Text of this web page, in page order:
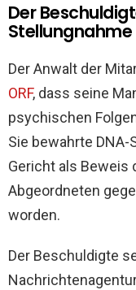
Der
Der Anwalt der
ORF, dass seine
psychischen
Sie bewahrte
Gericht als Beweis
Abgeordneten
worden.
Der Beschuldigte